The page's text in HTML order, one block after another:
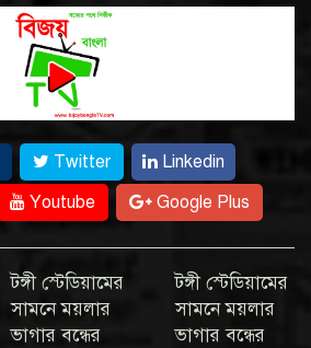
Twitter
Linkedin
Youtube Google Plus
টঙ্গী স্টেডিয়ামের
সামনে ময়লার
ভাগার বন্ধের
টঙ্গী স্টেডিয়ামের
সামনে ময়লার
ভাগার বন্ধের